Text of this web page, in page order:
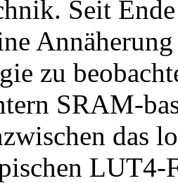
Seit
zu
SRAM-
das